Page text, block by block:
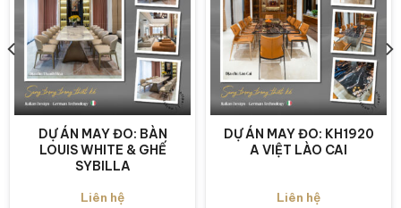
DỰ ÁN MAY ĐO: BÀN
LOUIS WHITE & GHẾ
SYBILLA
Liên hệ
DỰ ÁN MAY ĐO: KH1920
A VIỆT LÀO CAI
Liên hệ